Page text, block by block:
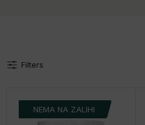
Filters
NEMA NA ZALIHI